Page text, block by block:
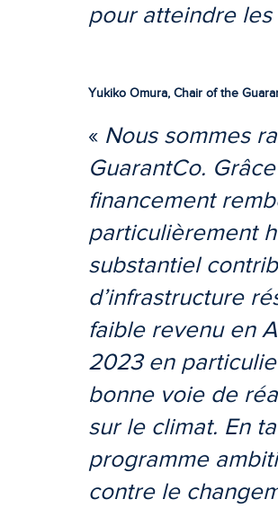
pour atteindre les
Yukiko Omura, Chair of the
« Nous sommes
GuarantCo.
financement
particulièrement
substantiel
d’infrastructure
faible revenu en
2023 en
bonne voie de
sur le climat. En
programme
contre le